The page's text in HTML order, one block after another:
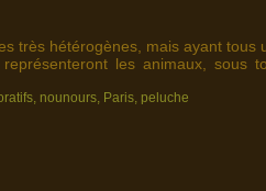
très hétérogènes, mais ayant tous
les animaux, sous
, nounours, Paris, peluche